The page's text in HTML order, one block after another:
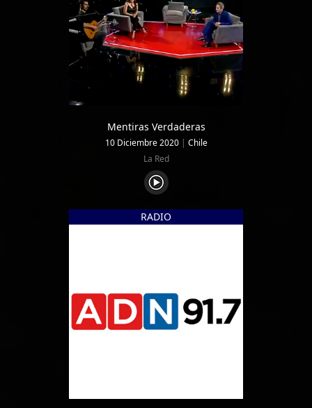
Mentiras Verdaderas
10 Diciembre 2020| Chile
La Red
RADIO